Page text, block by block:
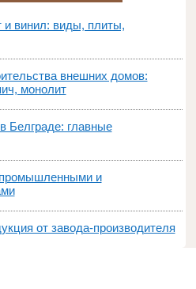
винил: виды, плиты,
внешних домов:
монолит
Белграде: главные
и
от завода-производителя